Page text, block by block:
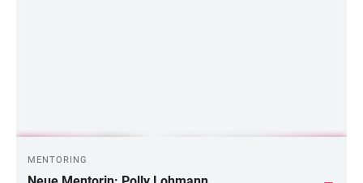
MENTORING